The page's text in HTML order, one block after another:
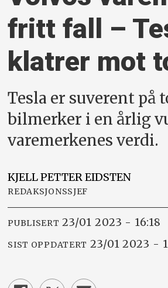
fritt fall –
klatrer mot
Tesla er suverent på
bilmerker i en årlig
varemerkenes verdi.
KJELL PETTEREIDSTEN
REDAKSJONSSJEF
PUBLISERT 23/01 2023 - 16:18
SIST OPPDATERT 23/01 2023 -